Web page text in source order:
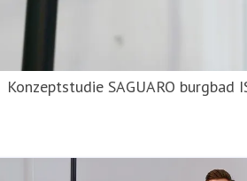
Konzeptstudie SAGUARO burgbad